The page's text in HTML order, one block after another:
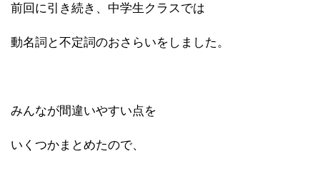
前回に引き続き、中学生クラスでは
動名詞と不定詞のおさらいをしました。
みんなが間違いやすい点を
いくつかまとめたので、